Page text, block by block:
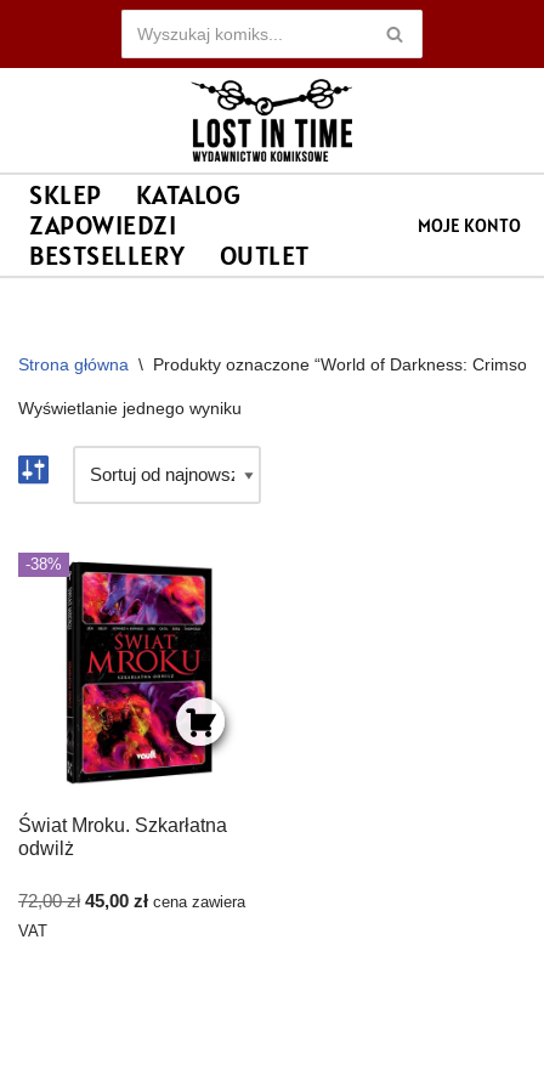
Przejdź
SKLEP
KATALOG
ZAPOWIEDZI
BESTSELLERY
OUTLET
MOJE KONTO
Strona główna \ Produkty oznaczone “World of Darkness: Crimson
Wyświetlanie jednego wyniku
-38%
Świat Mroku. Szkarłatna
odwilż
72,00zł 45,00 zł cena zawiera
VAT